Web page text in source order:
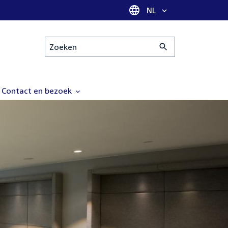
Taal selectie
NL
Zoeken
Contact en bezoek